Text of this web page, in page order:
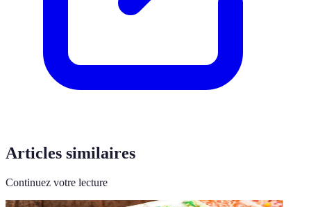
Articles similaires
Continuez votre lecture